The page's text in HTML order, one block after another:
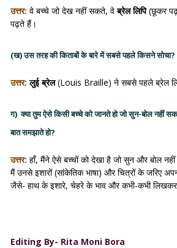
उत्तर: वे बच्चे जो देख नहीं सकते, वेब्रेल लिपि(छूकर
पढ़ते हैं।
(ख)उस तरह की किताबों के बारे में सबसे पहले किसने सोचा?
उत्तर: लुई ब्रेल(Louis Braille) ने सबसे पहले ब्रेल
ग) क्या तुम ऐसे किसी बच्चे को जानते हो जो सुन-बोल नहीं
बात समझाते हो?
उत्तर: हाँ, मैंने ऐसे बच्चों को देखा है जो सुन और बोल
मैं उनसे इशारों (सांकेतिक भाषा) और चित्रों के जरिए
जैसे- हाथ के इशारे, चेहरे के भाव और कभी-कभी लिखकर
Editing By- Rita Moni Bora